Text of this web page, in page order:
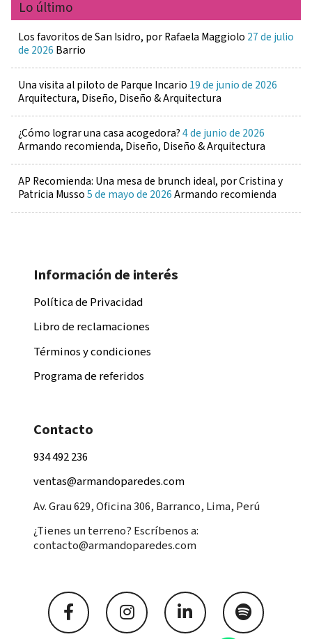
Lo último
Los favoritos de San Isidro, por Rafaela Maggiolo 27 de julio
de 2026 Barrio
Una visita al piloto de Parque Incario 19 de junio de 2026
Arquitectura, Diseño, Diseño & Arquitectura
¿Cómo lograr una casa acogedora?4 de junio de 2026
Armando recomienda, Diseño, Diseño & Arquitectura
AP Recomienda: Una mesa de brunch ideal, por Cristina y
Patricia Musso5 de mayo de 2026Armando recomienda
Información de interés
Política de Privacidad
Libro de reclamaciones
Términos y condiciones
Programa de referidos
Contacto
934 492 236
ventas@armandoparedes.com
Av. Grau 629, Oficina 306, Barranco, Lima, Perú
¿Tienes un terreno? Escríbenos a:
contacto@armandoparedes.com